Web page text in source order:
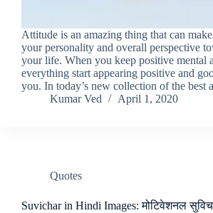
Attitude is an amazing thing that can
your personality and overall perspective
your life. When you keep positive mental
everything start appearing positive and
you. In today’s new collection of the best
Kumar Ved
April 1, 2020
Quotes
Suvichar in Hindi Images: मोटिवेशनल